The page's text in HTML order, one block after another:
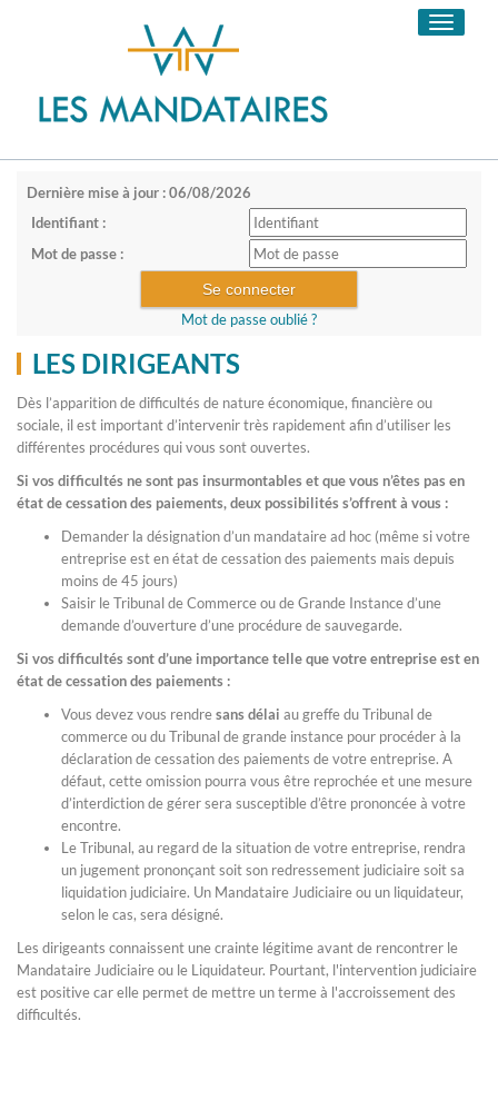
Toggle
Dernière mise à jour : 06/08/2026
Identifiant :
Mot de passe :
Mot de passe oublié ?
LES DIRIGEANTS
Dès l’apparition de difficultés de nature économique, financière ou
sociale, il est important d’intervenir très rapidement afin d’utiliser les
différentes procédures qui vous sont ouvertes.
Si vos difficultés ne sont pas insurmontables et que vous n’êtes pas en
état de cessation des paiements, deux possibilités s’offrent à vous :
Demander la désignation d’un mandataire ad hoc (même si votre
entreprise est en état de cessation des paiements mais depuis
moins de 45 jours)
Saisir le Tribunal de Commerce ou de Grande Instance d’une
demande d’ouverture d’une procédure de sauvegarde.
Si vos difficultés sont d’une importance telle que votre entreprise est en
état de cessation des paiements :
Vous devez vous rendresans délai au greffe du Tribunal de
commerce ou du Tribunal de grande instance pour procéder à la
déclaration de cessation des paiements de votre entreprise. A
défaut, cette omission pourra vous être reprochée et une mesure
d’interdiction de gérer sera susceptible d’être prononcée à votre
encontre.
Le Tribunal, au regard de la situation de votre entreprise, rendra
un jugement prononçant soit son redressement judiciaire soit sa
liquidation judiciaire. Un Mandataire Judiciaire ou un liquidateur,
selon le cas, sera désigné.
Les dirigeants connaissent une crainte légitime avant de rencontrer le
Mandataire Judiciaire ou le Liquidateur. Pourtant, l'intervention judiciaire
est positive car elle permet de mettre un terme à l'accroissement des
difficultés.